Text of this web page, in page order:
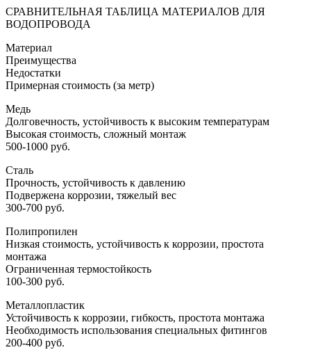
СРАВНИТЕЛЬНАЯ ТАБЛИЦА МАТЕРИАЛОВ ДЛЯ
ВОДОПРОВОДА
Материал
Преимущества
Недостатки
Примерная стоимость (за метр)
Медь
Долговечность, устойчивость к высоким температурам
Высокая стоимость, сложный монтаж
500-1000 руб.
Сталь
Прочность, устойчивость к давлению
Подвержена коррозии, тяжелый вес
300-700 руб.
Полипропилен
Низкая стоимость, устойчивость к коррозии, простота
монтажа
Ограниченная термостойкость
100-300 руб.
Металлопластик
Устойчивость к коррозии, гибкость, простота монтажа
Необходимость использования специальных фитингов
200-400 руб.